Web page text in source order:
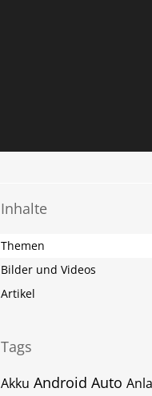
Inhalte
Themen
Bilder und Videos
Artikel
Tags
Akku Android Auto